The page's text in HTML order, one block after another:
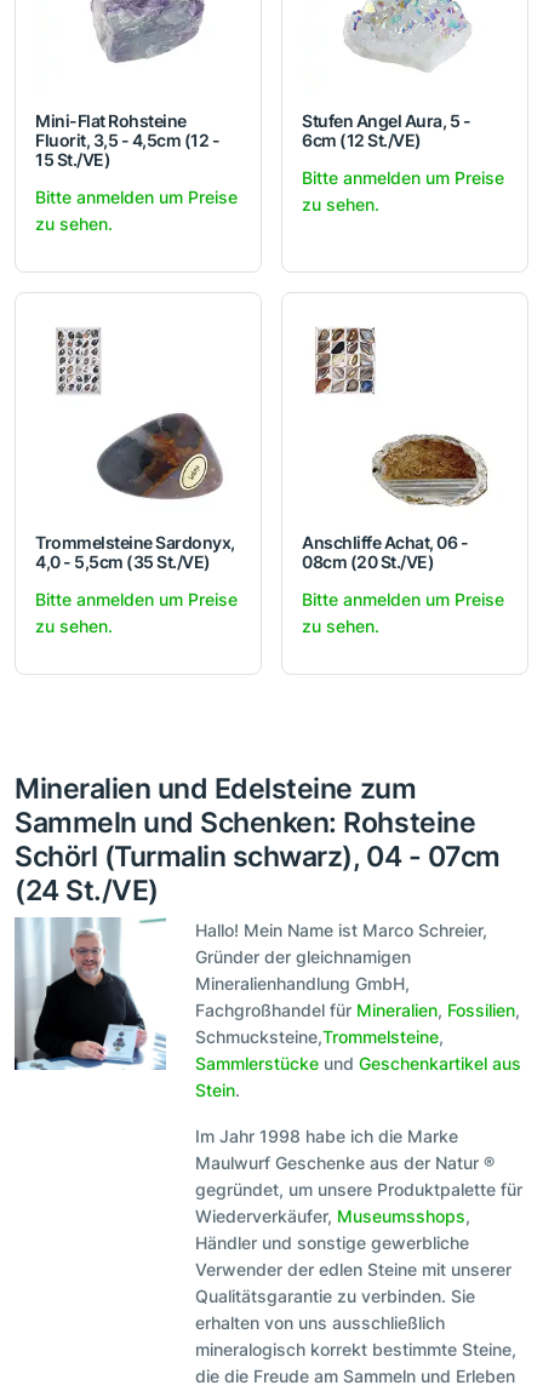
Mini-Flat Rohsteine
Fluorit, 3,5 - 4,5cm (12 -
15 St./VE)
Bitte anmelden um Preise
zu sehen.
Stufen Angel Aura, 5 -
6cm (12 St./VE)
Bitte anmelden um Preise
zu sehen.
Trommelsteine Sardonyx,
4,0 - 5,5cm (35 St./VE)
Bitte anmelden um Preise
zu sehen.
Anschliffe Achat, 06 -
08cm (20 St./VE)
Bitte anmelden um Preise
zu sehen.
Mineralien und Edelsteine zum
Sammeln und Schenken: Rohsteine
Schörl (Turmalin schwarz), 04 - 07cm
(24 St./VE)
Hallo! Mein Name ist Marco Schreier,
Gründer der gleichnamigen
Mineralienhandlung GmbH,
Fachgroßhandel für Mineralien, Fossilien,
Schmucksteine,Trommelsteine,
Sammlerstücke undGeschenkartikel aus
Stein.
Im Jahr 1998 habe ich die Marke
Maulwurf Geschenke aus der Natur ®
gegründet, um unsere Produktpalette für
Wiederverkäufer, Museumsshops,
Händler und sonstige gewerbliche
Verwender der edlen Steine mit unserer
Qualitätsgarantie zu verbinden. Sie
erhalten von uns ausschließlich
mineralogisch korrekt bestimmte Steine,
die die Freude am Sammeln und Erleben